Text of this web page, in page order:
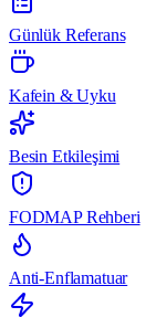
Günlük Referans
Kafein & Uyku
Besin Etkileşimi
FODMAP Rehberi
Anti-Enflamatuar